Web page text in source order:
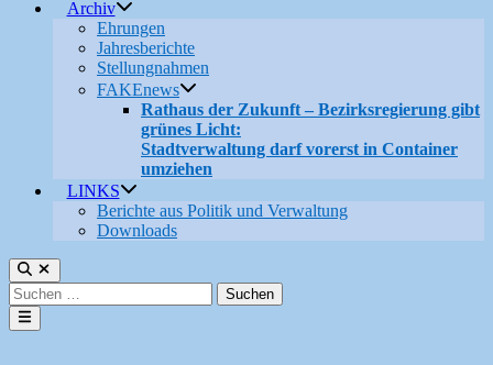
Archiv
Ehrungen
Jahresberichte
Stellungnahmen
FAKEnews
Rathaus der Zukunft – Bezirksregierung gibt
grünes Licht:
Stadtverwaltung darf vorerst in Container
umziehen
LINKS
Berichte aus Politik und Verwaltung
Downloads
Suche
öffnen
Suchen
nach:
Hauptmenü